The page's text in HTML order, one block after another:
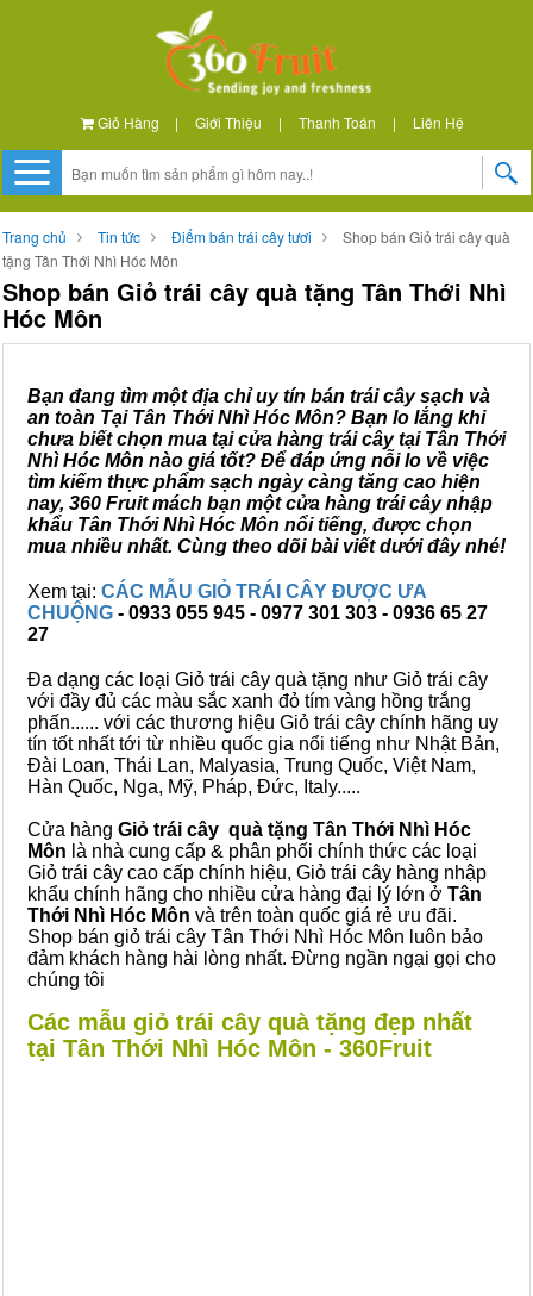
Giỏ Hàng | Giới Thiệu | Thanh Toán | Liên Hệ
Trang chủ Tin tức Điểm bán trái cây tươi
Shop bán Giỏ trái cây quà
tặng Tân Thới Nhì Hóc Môn
Shop bán Giỏ trái cây quà tặng Tân Thới Nhì
Hóc Môn
Bạn đang tìm một địa chỉ uy tín bán trái cây sạch và
an toàn Tại Tân Thới Nhì Hóc Môn? Bạn lo lắng khi
chưa biết chọn mua tại cửa hàng trái cây tại Tân Thới
Nhì Hóc Môn nào giá tốt? Để đáp ứng nỗi lo về việc
tìm kiếm thực phẩm sạch ngày càng tăng cao hiện
nay, 360 Fruit mách bạn một cửa hàng trái cây nhập
khẩu Tân Thới Nhì Hóc Môn nổi tiếng, được chọn
mua nhiều nhất. Cùng theo dõi bài viết dưới đây nhé!
Xem tại: CÁC MẪU GIỎ TRÁI CÂY ĐƯỢC ƯA
CHUỘNG - 0933 055 945 - 0977 301 303 - 0936 65 27
27
Đa dạng các loại Giỏ trái cây quà tặng như Giỏ trái cây
với đầy đủ các màu sắc xanh đỏ tím vàng hồng trắng
phấn...... với các thương hiệu Giỏ trái cây chính hãng uy
tín tốt nhất tới từ nhiều quốc gia nổi tiếng như Nhật Bản,
Đài Loan, Thái Lan, Malyasia, Trung Quốc, Việt Nam,
Hàn Quốc, Nga, Mỹ, Pháp, Đức, Italy.....
Cửa hàng Giỏ trái cây quà tặng Tân Thới Nhì Hóc
Môn là nhà cung cấp & phân phối chính thức các loại
Giỏ trái cây cao cấp chính hiệu, Giỏ trái cây hàng nhập
khẩu chính hãng cho nhiều cửa hàng đại lý lớn ở Tân
Thới Nhì Hóc Môn và trên toàn quốc giá rẻ ưu đãi.
Shop bán giỏ trái cây Tân Thới Nhì Hóc Môn luôn bảo
đảm khách hàng hài lòng nhất. Đừng ngần ngại gọi cho
chúng tôi
Các mẫu giỏ trái cây quà tặng đẹp nhất
tại Tân Thới Nhì Hóc Môn - 360Fruit